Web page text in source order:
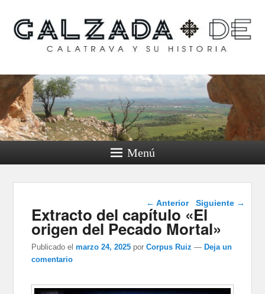
Calzada de Calatrava y
su historia
Menú
Navegación de
entradas
← Anterior Siguiente →
Extracto del capítulo «El
origen del Pecado Mortal»
Publicado el marzo 24, 2025 porCorpus Ruiz — Deja un
comentario